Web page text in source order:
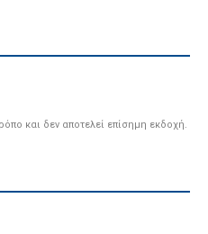
και δεν αποτελεί επίσημη εκδοχή.